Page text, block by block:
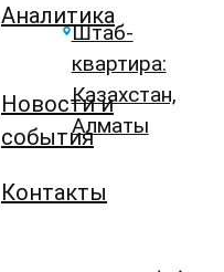
Аналитика
Новости и
события
Контакты
Штаб-
квартира:
Казахстан,
Алматы